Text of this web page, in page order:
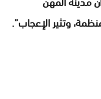
وتثير الإعجاب”.